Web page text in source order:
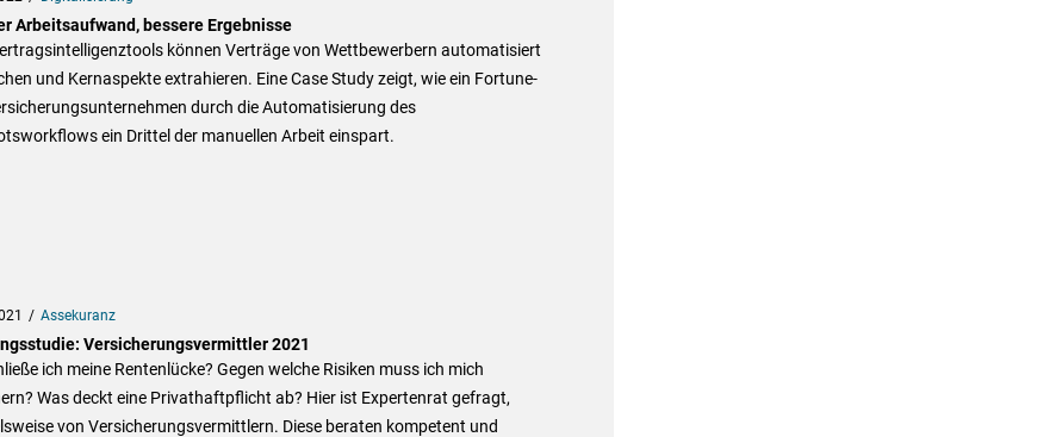
Arbeitsaufwand, bessere Ergebnisse
können Verträge von Wettbewerbern automatisiert
und Kernaspekte extrahieren. Eine Case Study zeigt, wie ein Fortune-
durch die Automatisierung des
ein Drittel der manuellen Arbeit einspart.
Assekuranz
Versicherungsvermittler 2021
ich meine Rentenlücke? Gegen welche Risiken muss ich mich
Was deckt eine Privathaftpflicht ab? Hier ist Expertenrat gefragt,
von Versicherungsvermittlern. Diese beraten kompetent und